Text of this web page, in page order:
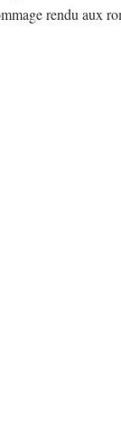
rendu aux